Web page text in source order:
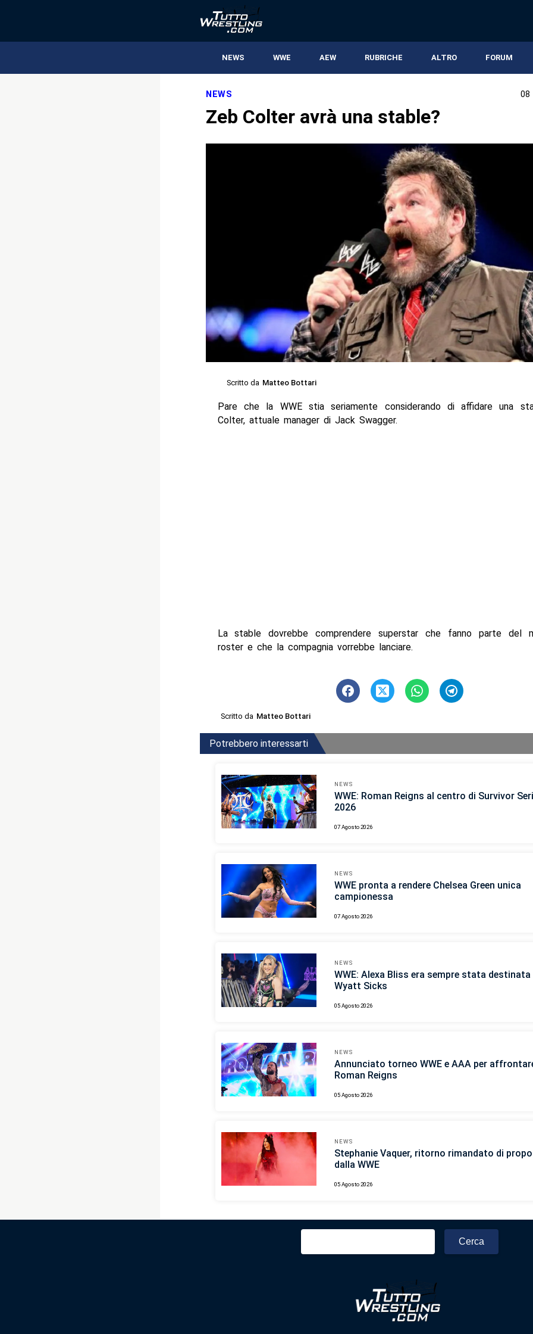
NEWS WWE AEW RUBRICHE ALTRO FORUM
NEWS 08
Zeb Colter avrà una stable?
Scritto da Matteo Bottari
Pare che la WWE stia seriamente considerando di affidare una
Colter, attuale manager di Jack Swagger.
La stable dovrebbe comprendere superstar che fanno parte del
roster e che la compagnia vorrebbe lanciare.
Scritto da Matteo Bottari
Potrebbero interessarti
NEWS
WWE: Roman Reigns al centro di Survivor
2026
07 Agosto 2026
NEWS
WWE pronta a rendere Chelsea Green unica
campionessa
07 Agosto 2026
NEWS
WWE: Alexa Bliss era sempre stata destinata
Wyatt Sicks
05 Agosto 2026
NEWS
Annunciato torneo WWE e AAA per
Roman Reigns
05 Agosto 2026
NEWS
Stephanie Vaquer, ritorno rimandato di
dalla WWE
05 Agosto 2026
Ricerca